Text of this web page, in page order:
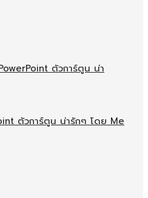
ตัวการ์ตูน น่ารักๆ โดย Me